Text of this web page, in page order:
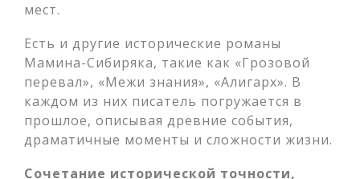
мест.
Есть и другие исторические романы
Мамина-Сибиряка, такие как «Грозовой
перевал», «Межи знания», «Алигарх». В
каждом из них писатель погружается в
прошлое, описывая древние события,
драматичные моменты и сложности жизни.
Сочетание исторической точности,